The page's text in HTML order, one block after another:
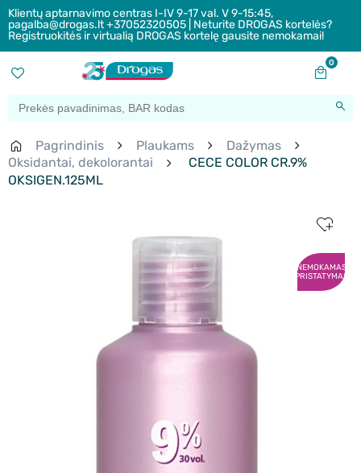
Klientų aptarnavimo centras I-IV 9-17 val. V 9-15:45,
pagalba@drogas.lt +37052320505 | Neturite DROGAS kortelės?
Registruokitės ir virtualią DROGAS kortelę gausite nemokamai!
0
Pagrindinis Plaukams
Dažymas
Oksidantai, dekolorantai
CECE COLOR CR.9%
OKSIGEN.125ML
NEMOKAMAS
PRISTATYMAS